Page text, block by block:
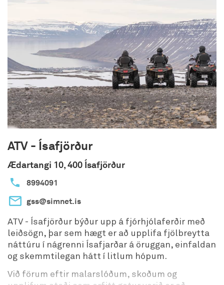
ATV - Ísafjörður
Ædartangi 10, 400 Ísafjörður
8994091
gss@simnet.is
ATV - Ísafjörður býður upp á fjórhjólaferðir með
leiðsögn, þar sem hægt er að upplifa fjölbreytta
náttúru í nágrenni Ísafjarðar á öruggan, einfaldan
og skemmtilegan hátt í litlum hópum.
Við förum eftir malarslóðum, skoðum og